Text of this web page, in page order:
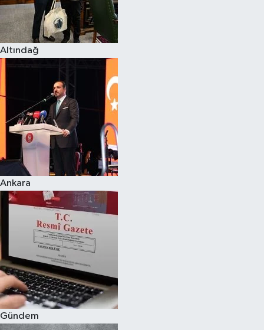
Altındağ
Ankara
Gündem
Spor
Burç Yorumları
Çocuk
Eğitim
Hava Durumu
Kadın
Kim kimdir?
Kültür Sanat
Sağlık
Siyaset
Teknoloji